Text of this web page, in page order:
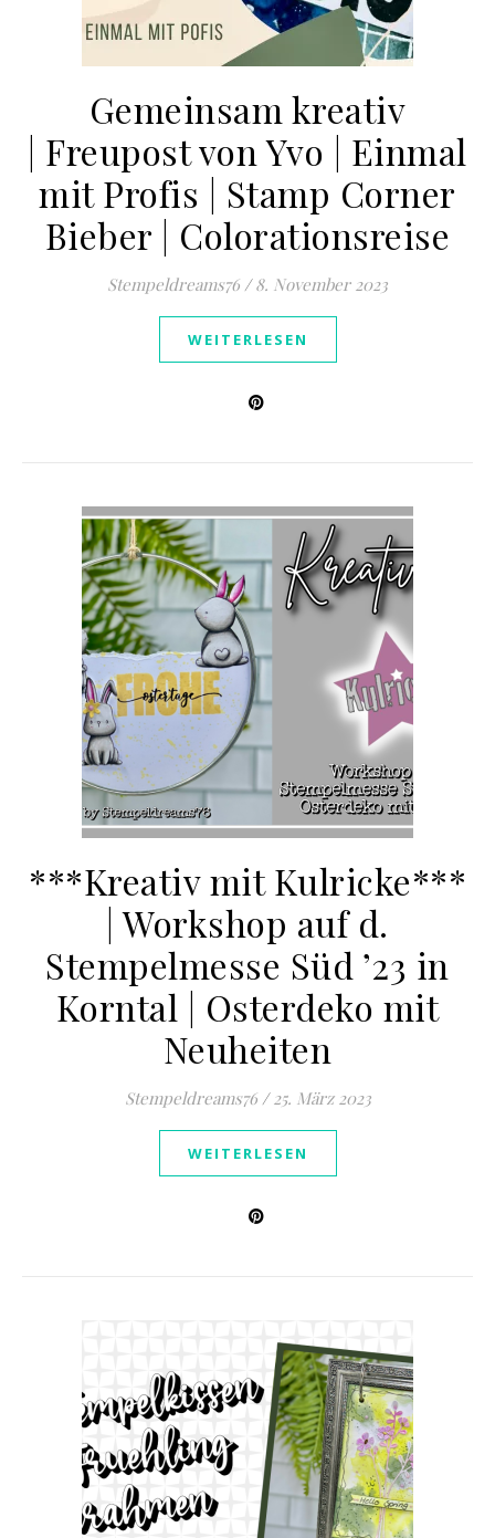
Gemeinsam kreativ
| Freupost von Yvo | Einmal
mit Profis | Stamp Corner
Bieber | Colorationsreise
Stempeldreams76 / 8. November 2023
WEITERLESEN
***Kreativ mit Kulricke***
| Workshop auf d.
Stempelmesse Süd ’23 in
Korntal | Osterdeko mit
Neuheiten
Stempeldreams76 / 25. März 2023
WEITERLESEN